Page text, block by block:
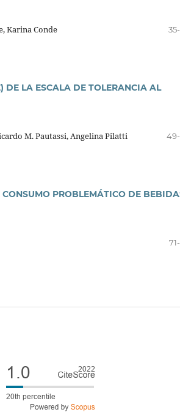
Karina Conde
DE LA ESCALA DE TOLERANCIA AL
M. Pautassi, Angelina Pilatti
PROBLEMÁTICO DE